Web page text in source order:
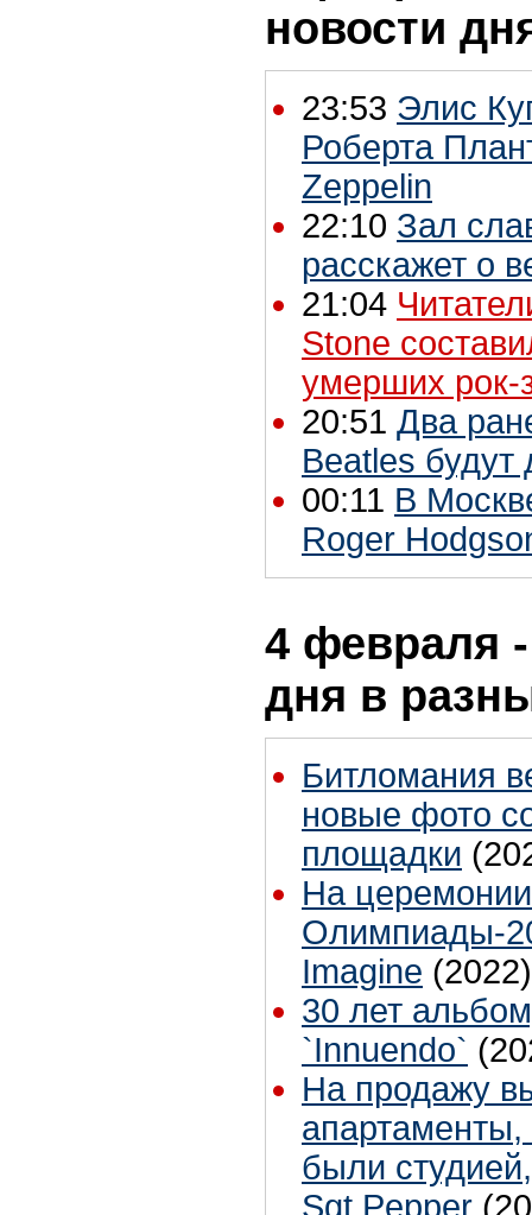
новости
23:53 Элис
Роберта
Zeppelin
22:10 Зал
расскажет о
21:04
Stone
умерших рок-
20:51 Два
Beatles будут
00:11 В
Roger
4 февраля -
дня в
Битломания
новые фото
площадки
На
Олимпиады-
Imagine (2022)
30 лет
`Innuendo`
На продажу
апартаменты,
были
Sgt Pepper